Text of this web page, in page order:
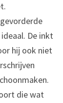
ideaal. De inkt
hij ook niet
die wat